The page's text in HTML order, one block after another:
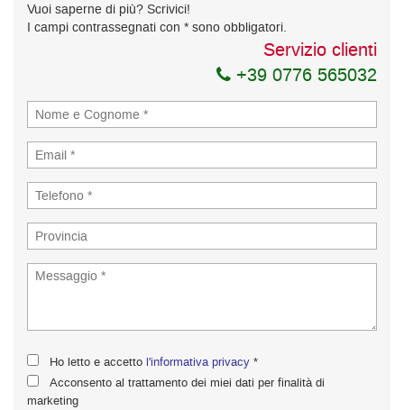
Vuoi saperne di più? Scrivici!
I campi contrassegnati con * sono obbligatori.
Servizio clienti
+39 0776 565032
Ho letto e accetto l'informativa privacy *
Acconsento al trattamento dei miei dati per finalità di
marketing